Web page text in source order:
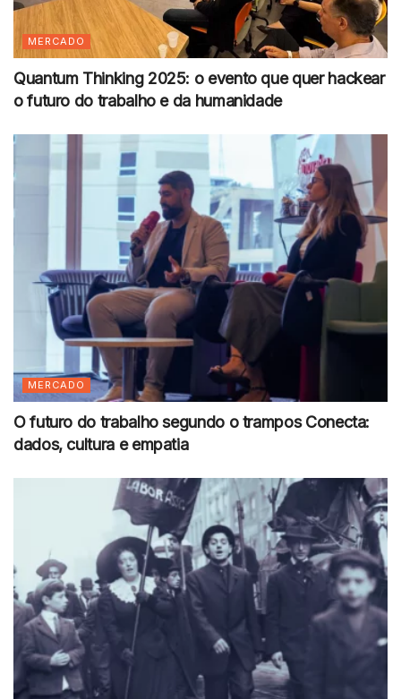
MERCADO
Quantum Thinking 2025: o evento que quer hackear
o futuro do trabalho e da humanidade
MERCADO
O futuro do trabalho segundo o trampos Conecta:
dados, cultura e empatia